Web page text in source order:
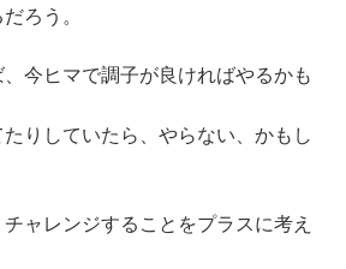
ろう。
今ヒマで調子が良ければやるかも
りしていたら、やらない、かもし
ャレンジすることをプラスに考え